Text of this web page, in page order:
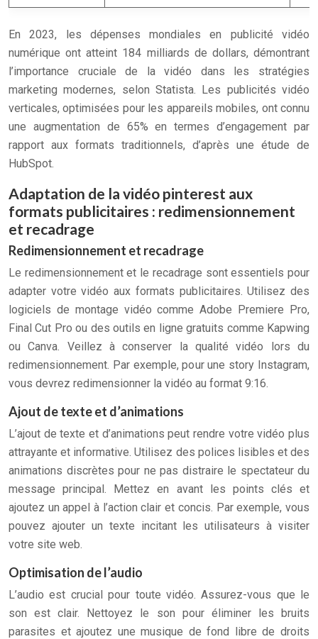
En 2023, les dépenses mondiales en publicité vidéo
numérique ont atteint 184 milliards de dollars, démontrant
l’importance cruciale de la vidéo dans les stratégies
marketing modernes, selon Statista. Les publicités vidéo
verticales, optimisées pour les appareils mobiles, ont connu
une augmentation de 65% en termes d’engagement par
rapport aux formats traditionnels, d’après une étude de
HubSpot.
Adaptation de la vidéo pinterest aux
formats publicitaires : redimensionnement
et recadrage
Redimensionnement et recadrage
Le redimensionnement et le recadrage sont essentiels pour
adapter votre vidéo aux formats publicitaires. Utilisez des
logiciels de montage vidéo comme Adobe Premiere Pro,
Final Cut Pro ou des outils en ligne gratuits comme Kapwing
ou Canva. Veillez à conserver la qualité vidéo lors du
redimensionnement. Par exemple, pour une story Instagram,
vous devrez redimensionner la vidéo au format 9:16.
Ajout de texte et d’animations
L’ajout de texte et d’animations peut rendre votre vidéo plus
attrayante et informative. Utilisez des polices lisibles et des
animations discrètes pour ne pas distraire le spectateur du
message principal. Mettez en avant les points clés et
ajoutez un appel à l’action clair et concis. Par exemple, vous
pouvez ajouter un texte incitant les utilisateurs à visiter
votre site web.
Optimisation de l’audio
L’audio est crucial pour toute vidéo. Assurez-vous que le
son est clair. Nettoyez le son pour éliminer les bruits
parasites et ajoutez une musique de fond libre de droits